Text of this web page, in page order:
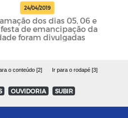
24/04/2019
dos dias 05, 06 e
de emancipação da
foram divulgadas
o conteúdo [2] Ir para o rodapé [3]
OUVIDORIA SUBIR